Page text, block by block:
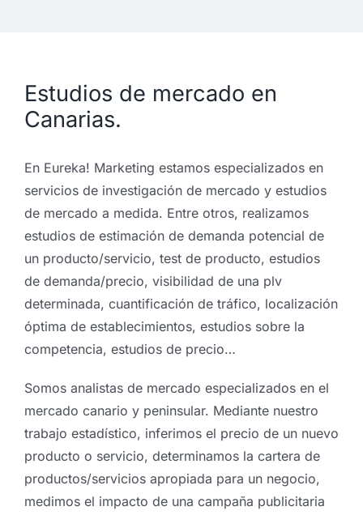
Estudios de mercado en
Canarias.
En Eureka! Marketing estamos especializados en
servicios de investigación de mercado y estudios
de mercado a medida. Entre otros, realizamos
estudios de estimación de demanda potencial de
un producto/servicio, test de producto, estudios
de demanda/precio, visibilidad de una plv
determinada, cuantificación de tráfico, localización
óptima de establecimientos, estudios sobre la
competencia, estudios de precio…
Somos analistas de mercado especializados en el
mercado canario y peninsular. Mediante nuestro
trabajo estadístico, inferimos el precio de un nuevo
producto o servicio, determinamos la cartera de
productos/servicios apropiada para un negocio,
medimos el impacto de una campaña publicitaria